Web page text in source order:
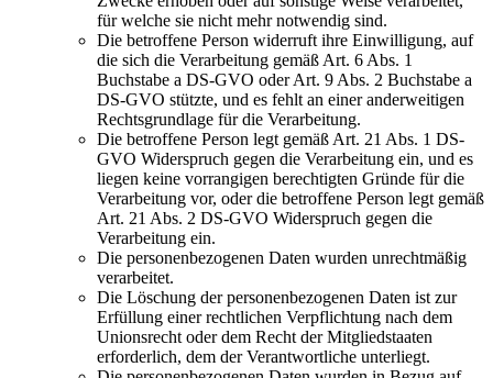
für welche sie nicht mehr notwendig sind.
Die betroffene Person widerruft ihre Einwilligung, auf
die sich die Verarbeitung gemäß Art. 6 Abs. 1
Buchstabe a DS-GVO oder Art. 9 Abs. 2 Buchstabe a
DS-GVO stützte, und es fehlt an einer anderweitigen
Rechtsgrundlage für die Verarbeitung.
Die betroffene Person legt gemäß Art. 21 Abs. 1 DS-
GVO Widerspruch gegen die Verarbeitung ein, und es
liegen keine vorrangigen berechtigten Gründe für die
Verarbeitung vor, oder die betroffene Person legt gemäß
Art. 21 Abs. 2 DS-GVO Widerspruch gegen die
Verarbeitung ein.
Die personenbezogenen Daten wurden unrechtmäßig
verarbeitet.
Die Löschung der personenbezogenen Daten ist zur
Erfüllung einer rechtlichen Verpflichtung nach dem
Unionsrecht oder dem Recht der Mitgliedstaaten
erforderlich, dem der Verantwortliche unterliegt.